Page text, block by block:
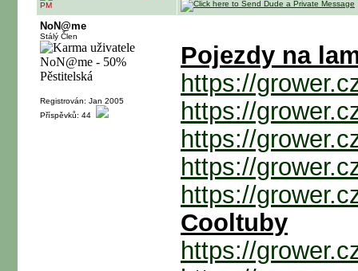
PM
NoN@me
Stálý Člen
Registrován: Jan 2005
Příspěvků: 44
Pojezdy na
https://
https://
https://
https://
https://
Cooltuby
https://